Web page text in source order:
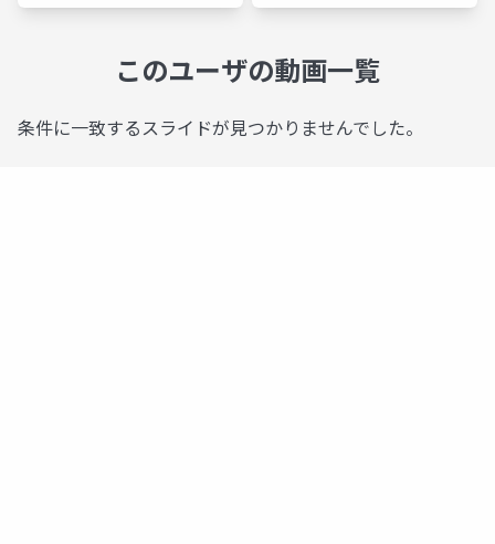
このユーザの動画一覧
条件に一致するスライドが見つかりませんでした。